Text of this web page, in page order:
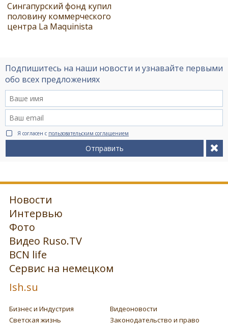
Сингапурский фонд купил
половину коммерческого
центра La Maquinista
Подпишитесь на наши новости и узнавайте первыми
обо всех предложениях
Я согласен с пользовательским соглашением
Отправить
Новости
Интервью
Фото
Видео Ruso.TV
BCN life
Сервис на немецком
Ish.su
Бизнес и Индустрия
Видеоновости
Светская жизнь
Законодательство и право